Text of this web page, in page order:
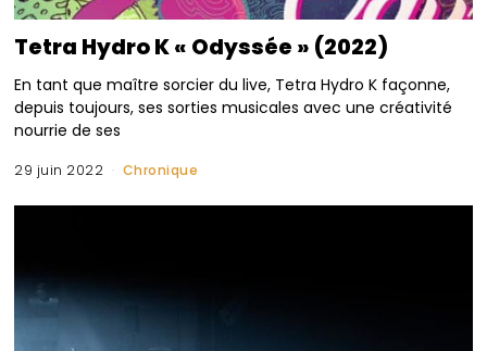
Tetra Hydro K « Odyssée » (2022)
En tant que maître sorcier du live, Tetra Hydro K façonne,
depuis toujours, ses sorties musicales avec une créativité
nourrie de ses
29 juin 2022 Chronique